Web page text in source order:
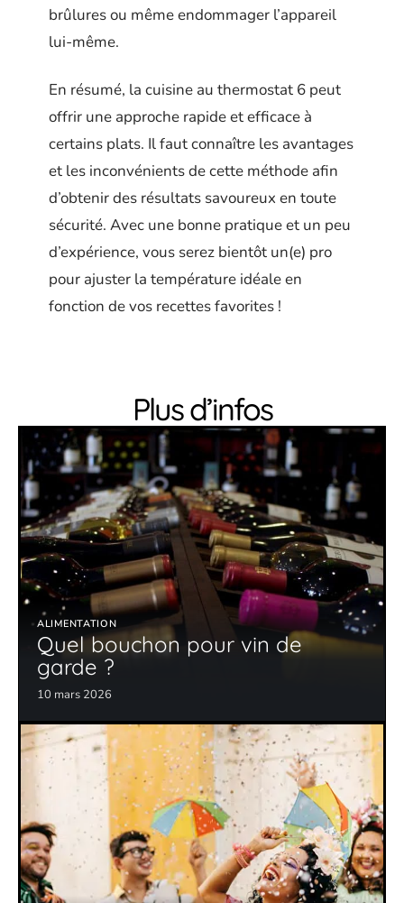
brûlures ou même endommager l’appareil
lui-même.
En résumé, la cuisine au thermostat 6 peut
offrir une approche rapide et efficace à
certains plats. Il faut connaître les avantages
et les inconvénients de cette méthode afin
d’obtenir des résultats savoureux en toute
sécurité. Avec une bonne pratique et un peu
d’expérience, vous serez bientôt un(e) pro
pour ajuster la température idéale en
fonction de vos recettes favorites !
Plus d’infos
ALIMENTATION
Quel bouchon pour vin de
garde ?
10 mars 2026